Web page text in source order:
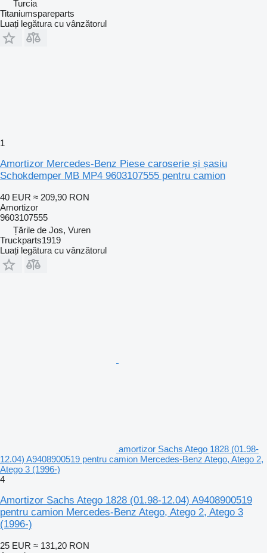
Turcia
Titaniumspareparts
Luați legătura cu vânzătorul
1
Amortizor Mercedes-Benz Piese caroserie și șasiu
Schokdemper MB MP4 9603107555 pentru camion
40 EUR ≈ 209,90 RON
Amortizor
9603107555
Țările de Jos, Vuren
Truckparts1919
Luați legătura cu vânzătorul
amortizor Sachs Atego 1828 (01.98-
12.04) A9408900519 pentru camion Mercedes-Benz Atego, Atego 2,
Atego 3 (1996-)
4
Amortizor Sachs Atego 1828 (01.98-12.04) A9408900519
pentru camion Mercedes-Benz Atego, Atego 2, Atego 3
(1996-)
25 EUR ≈ 131,20 RON